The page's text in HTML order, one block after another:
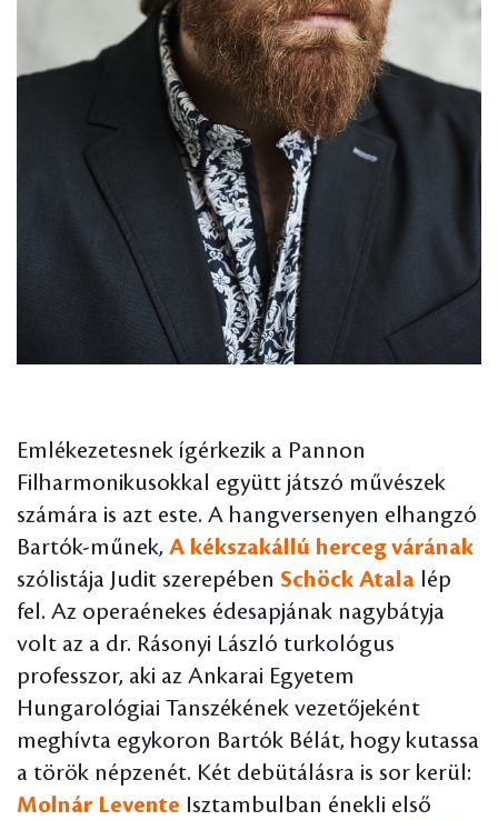
Emlékezetesnek ígérkezik a Pannon
Filharmonikusokkal együtt játszó művészek
számára is azt este. A hangversenyen elhangzó
Bartók-műnek, A kékszakállú herceg várának
szólistája Judit szerepében Schöck Atala lép
fel. Az operaénekes édesapjának nagybátyja
volt az a dr. Rásonyi László turkológus
professzor, aki az Ankarai Egyetem
Hungarológiai Tanszékének vezetőjeként
meghívta egykoron Bartók Bélát, hogy kutassa
a török népzenét. Két debütálásra is sor kerül:
Molnár Levente Isztambulban énekli első